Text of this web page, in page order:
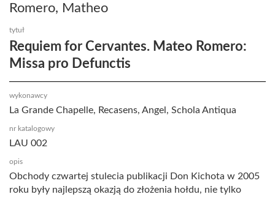
Romero, Matheo
tytuł
Requiem for Cervantes. Mateo Romero:
Missa pro Defunctis
wykonawcy
La Grande Chapelle, Recasens, Angel, Schola Antiqua
nr katalogowy
LAU 002
opis
Obchody czwartej stulecia publikacji Don Kichota w 2005
roku były najlepszą okazją do złożenia hołdu, nie tylko